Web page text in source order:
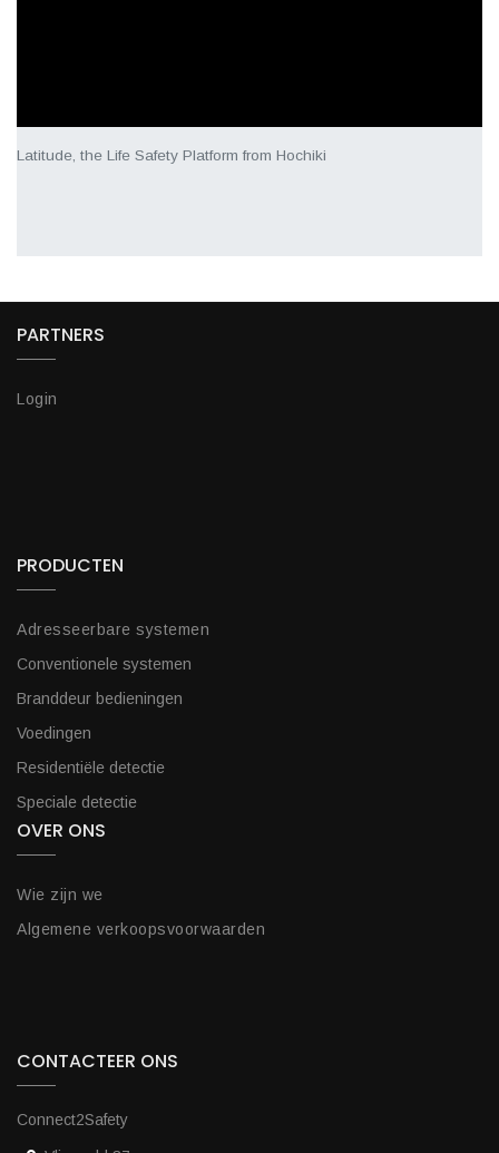
Latitude, the Life Safety Platform from Hochiki
PARTNERS
Login
PRODUCTEN
Adresseerbare systemen
Conventionele systemen
Branddeur bedieningen
Voedingen
Residentiële detectie
Speciale detectie
OVER ONS
Wie zijn we
Algemene verkoopsvoorwaarden
CONTACTEER ONS
Connect2Safety